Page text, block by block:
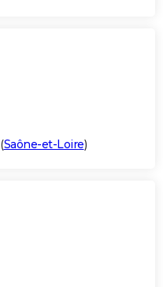
(Saône-et-Loire)